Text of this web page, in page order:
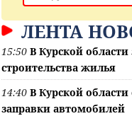
ЛЕНТА
15:50 В Курской
строительства жилья
14:40 В Курской
заправки автомобилей